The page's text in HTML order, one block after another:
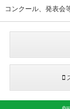
コンクール、発表会